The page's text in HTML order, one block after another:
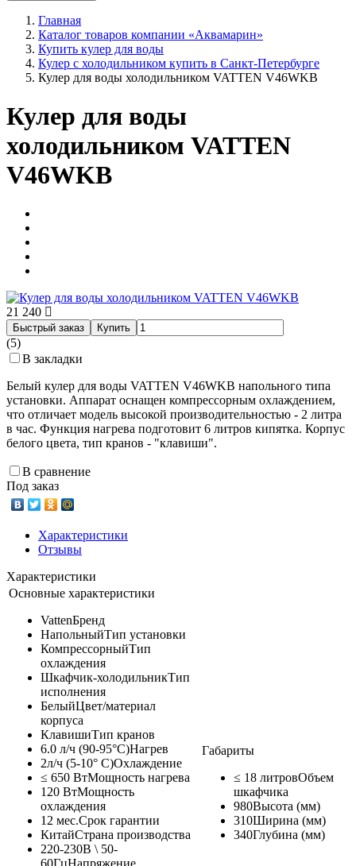
Главная
Каталог товаров компании «Аквамарин»
Купить кулер для воды
Кулер с холодильником купить в Санкт-Петербурге
Кулер для воды холодильником VATTEN V46WKB
Кулер для воды
холодильником VATTEN
V46WKB
21 240
Быстрый заказ Купить
(5)
В закладки
Белый кулер для воды VATTEN V46WKB напольного типа
установки. Аппарат оснащен компрессорным охлаждением,
что отличает модель высокой производительностью - 2 литра
в час. Функция нагрева подготовит 6 литров кипятка. Корпус
белого цвета, тип кранов - "клавиши".
В сравнение
Под заказ
Характеристики
Отзывы
Характеристики
Основные характеристики
VattenБренд
НапольныйТип установки
КомпрессорныйТип
охлаждения
Шкафчик-холодильникТип
исполнения
БелыйЦвет/материал
корпуса
КлавишиТип кранов
6.0 л/ч (90-95°C)Нагрев
2л/ч (5-10° С)Охлаждение
≤ 650 ВтМощность нагрева
120 ВтМощность
охлаждения
12 мес.Срок гарантии
КитайСтрана производства
220-230В \ 50-
Габариты
≤ 18 литровОбъем
шкафчика
980Высота (мм)
310Ширина (мм)
340Глубина (мм)